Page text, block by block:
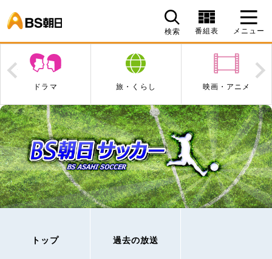
検索 番組表 メニュー
ドラマ 旅・くらし 映画・アニメ
Prev
トップ 過去の放送